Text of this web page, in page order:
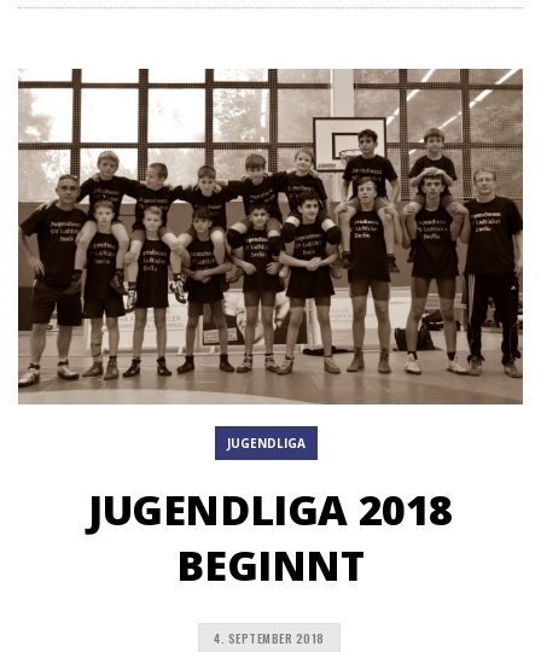
JUGENDLIGA
JUGENDLIGA 2018
BEGINNT
4. SEPTEMBER 2018